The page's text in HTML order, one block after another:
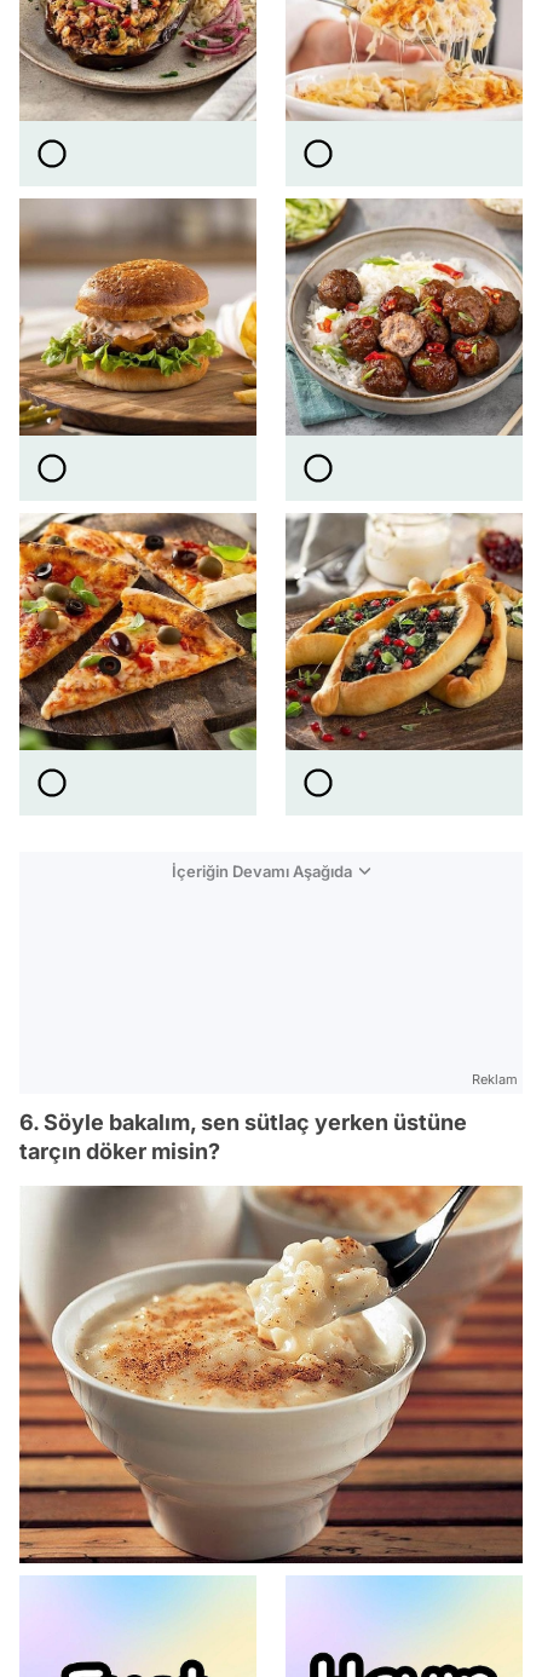
İçeriğin Devamı Aşağıda
Reklam
6. Söyle bakalım, sen sütlaç yerken üstüne
tarçın döker misin?